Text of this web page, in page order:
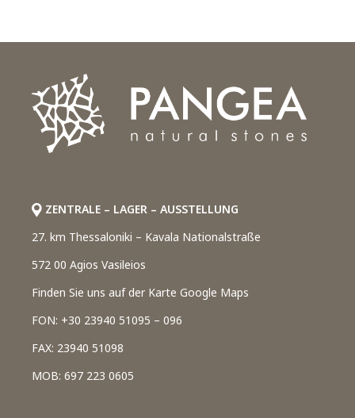
ZENTRALE – LAGER – AUSSTELLUNG
27. km Thessaloniki – Kavala Nationalstraße
572 00 Agios Vasileios
Finden Sie uns auf der Karte Google Maps
FON: +30 23940 51095 – 096
FAX: 23940 51098
MOB: 697 223 0605